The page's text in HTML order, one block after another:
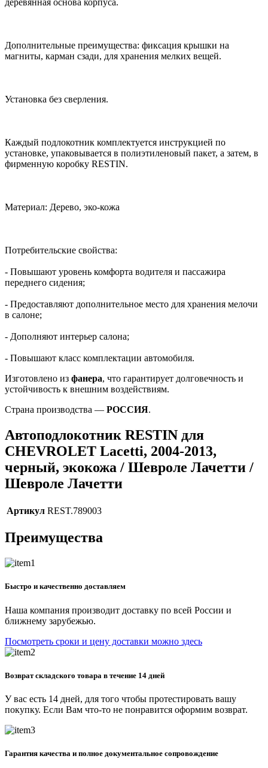
Дополнительные преимущества: фиксация крышки на
магниты, карман сзади, для хранения мелких вещей.
Установка без сверления.
Каждый подлокотник комплектуется инструкцией по
установке, упаковывается в полиэтиленовый пакет, а затем, в
фирменную коробку RESTIN.
Материал: Дерево, эко-кожа
Потребительские свойства:
- Повышают уровень комфорта водителя и пассажира
переднего сидения;
- Предоставляют дополнительное место для хранения мелочи
в салоне;
- Дополняют интерьер салона;
- Повышают класс комплектации автомобиля.
Изготовлено из фанера, что гарантирует долговечность и
устойчивость к внешним воздействиям.
Страна производства — РОССИЯ.
Автоподлокотник RESTIN для
CHEVROLET Lacetti, 2004-2013,
черный, экокожа / Шевроле Лачетти /
Шевроле Лачетти
Артикул REST.789003
Преимущества
Быстро и качественно доставляем
Наша компания производит доставку по всей России и
ближнему зарубежью.
Посмотреть сроки и цену доставки можно здесь
Возврат складского товара в течение 14 дней
У вас есть 14 дней, для того чтобы протестировать вашу
покупку. Если Вам что-то не понравится оформим возврат.
Гарантия качества и полное документальное сопровождение